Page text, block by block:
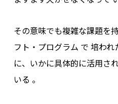
その意味でも複雑な課題を
フト・プログラム で 培わ
に、いかに具体的に活用さ
いる 。